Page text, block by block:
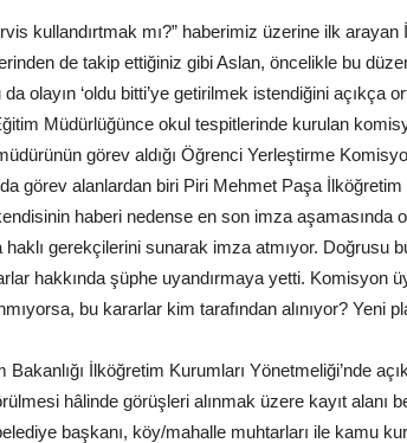
kullandırtmak mı?” haberimiz üzerine ilk
de takip ettiğiniz gibi Aslan, öncelikle bu
olayın ‘oldu bitti’ye getirilmek istendiğini açıkça
Müdürlüğünce okul tespitlerinde kurulan
görev aldığı Öğrenci Yerleştirme
görev alanlardan biri Piri Mehmet Paşa
haberi nedense en son imza aşamasında
gerekçilerini sunarak imza atmıyor. Doğrusu
hakkında şüphe uyandırmaya yetti. Komisyon
bu kararlar kim tarafından alınıyor? Yeni
Bakanlığı İlköğretim Kurumları Yönetmeliği’nde
hâlinde görüşleri alınmak üzere kayıt alanı
başkanı, köy/mahalle muhtarları ile kamu